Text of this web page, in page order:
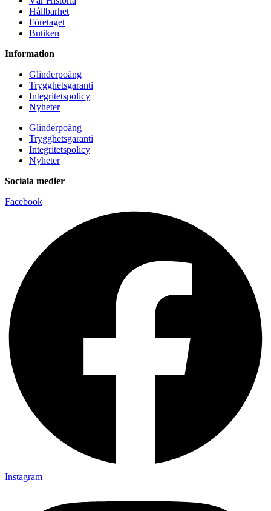
Hållbarhet
Företaget
Butiken
Information
Glinderpoäng
Trygghetsgaranti
Integritetspolicy
Nyheter
Glinderpoäng
Trygghetsgaranti
Integritetspolicy
Nyheter
Sociala medier
Facebook
Instagram